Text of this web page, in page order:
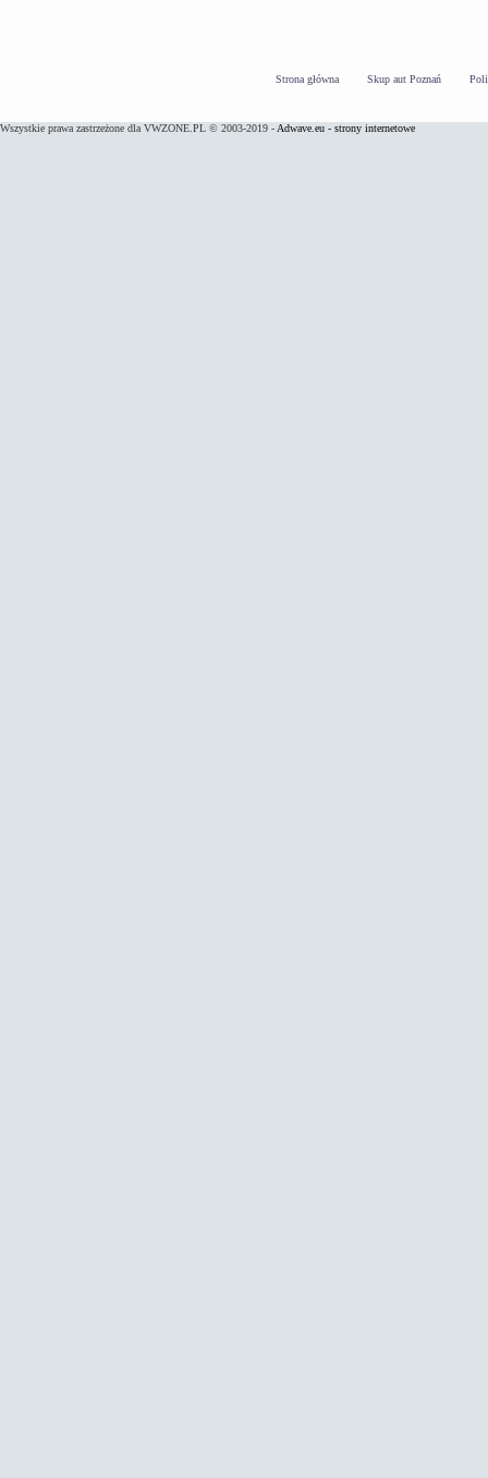
Strona główna Skup aut Poznań
Wszystkie prawa zastrzeżone dla VWZONE.PL © 2003-2019 - Adwave.eu - strony internetowe